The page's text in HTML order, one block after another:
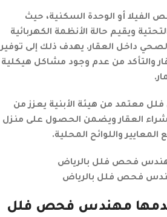
أو الوحدة السكنية، حيث
ويقيم حالة الأنظمة الكهربائية
داخل العقار. يهدف ذلك إلى توفير
والتأكد من عدم وجود مشاكل هيكلية
معتمد من هيئة الأبنية يعزز من
العقار ويضمن الحصول على منزل
واللوائح المحلية.
فحص فلل بالرياض
مهندس فحص فلل